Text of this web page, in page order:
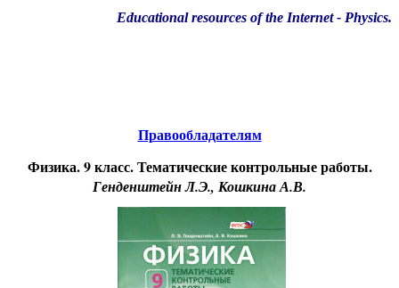
Educational resources of the Internet- Physics.
Правообладателям
Физика. 9 класс. Тематические контрольные работы.
Генденштейн Л.Э., Кошкина А.В.